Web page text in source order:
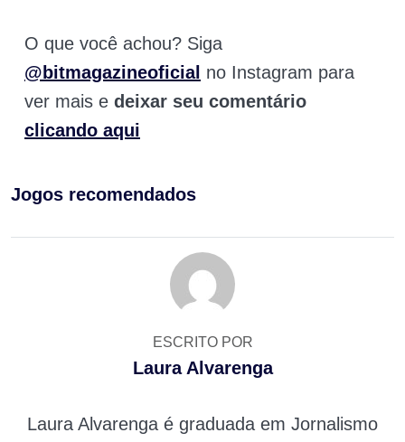
O que você achou? Siga
@bitmagazineoficial no Instagram para
ver mais e deixar seu comentário
clicando aqui
Jogos recomendados
ESCRITO POR
Laura Alvarenga
Laura Alvarenga é graduada em Jornalismo